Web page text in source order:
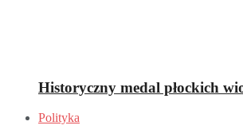
Historyczny medal płockich
Polityka